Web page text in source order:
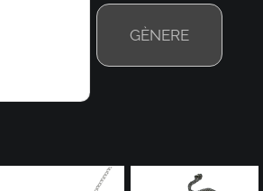
GÈNERE